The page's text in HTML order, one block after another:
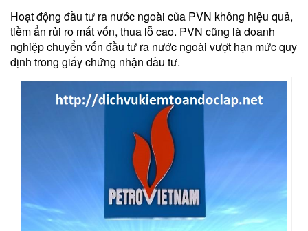
Hoạt động đầu tư ra nước ngoài của PVN không hiệu quả,
tiềm ẩn rủi ro mất vốn, thua lỗ cao. PVN cũng là doanh
nghiệp chuyển vốn đầu tư ra nước ngoài vượt hạn mức quy
định trong giấy chứng nhận đầu tư.